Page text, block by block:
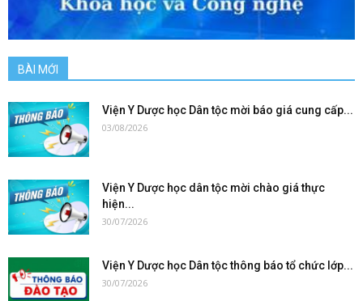
BÀI MỚI
Viện Y Dược học Dân tộc mời báo giá cung cấp...
03/08/2026
Viện Y Dược học dân tộc mời chào giá thực
hiện...
30/07/2026
Viện Y Dược học Dân tộc thông báo tổ chức lớp...
30/07/2026